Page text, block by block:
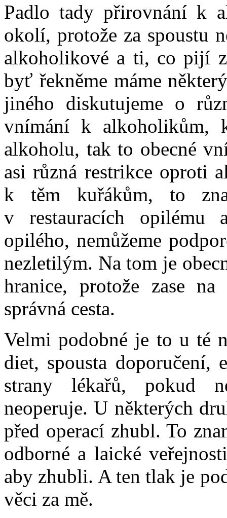
Padlo tady přirovnání k
okolí, protože za spoustu
alkoholikové a ti, co pijí
byť řekněme máme
jiného diskutujeme o
vnímání k alkoholikům,
alkoholu, tak to obecné
asi různá restrikce oproti
k těm kuřákům, to
v restauracích opilému
opilého, nemůžeme
nezletilým. Na tom je
hranice, protože zase
správná cesta.
Velmi podobné je to u té
diet, spousta doporučení,
strany lékařů, pokud
neoperuje. U některých
před operací zhubl. To
odborné a laické
aby zhubli. A ten tlak je
věci za mě.